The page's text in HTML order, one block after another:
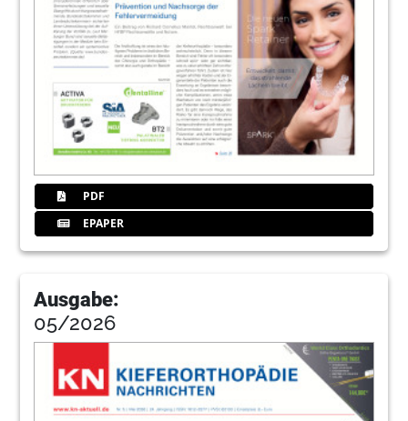
PDF
EPAPER
Ausgabe:
05/2026